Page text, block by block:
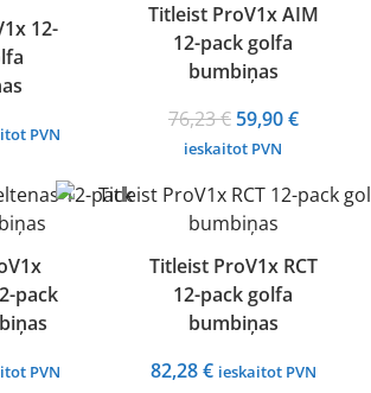
12-
PVN
Titleist ProV1x AIM
12-pack golfa
bumbiņas
76,23€ Original
price
76,23 €.
59,90€Current
59,90 €.
ieskaitot PVN
pack
PVN
Titleist ProV1x RCT
12-pack golfa
bumbiņas
82,28€ ieskaitot PVN